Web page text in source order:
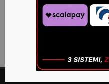
R 2017
€350,00